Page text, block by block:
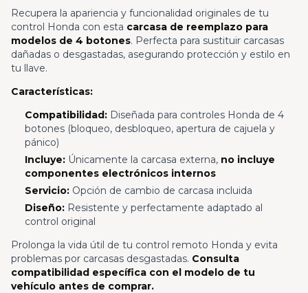
Recupera la apariencia y funcionalidad originales de tu
control Honda con esta carcasa de reemplazo para
modelos de 4 botones. Perfecta para sustituir carcasas
dañadas o desgastadas, asegurando protección y estilo en
tu llave.
Características:
Compatibilidad:Diseñada para controles Honda de 4
botones (bloqueo, desbloqueo, apertura de cajuela y
pánico)
Incluye:Únicamente la carcasa externa, no incluye
componentes electrónicos internos
Servicio:Opción de cambio de carcasa incluida
Diseño:Resistente y perfectamente adaptado al
control original
Prolonga la vida útil de tu control remoto Honda y evita
problemas por carcasas desgastadas. Consulta
compatibilidad específica con el modelo de tu
vehículo antes de comprar.